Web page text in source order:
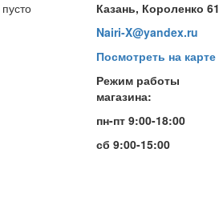
пусто
Казань, Короленко 61
Nairi-X@yandex.ru
Посмотреть на карте
Режим работы
магазина:
пн-пт 9:00-18:00
сб 9:00-15:00